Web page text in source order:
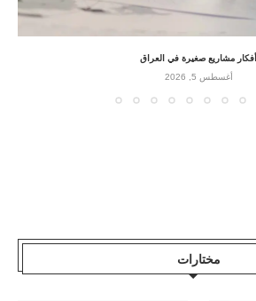
أفكار مشاريع صغيرة في العراق
أغسطس 5, 2026
مختارات